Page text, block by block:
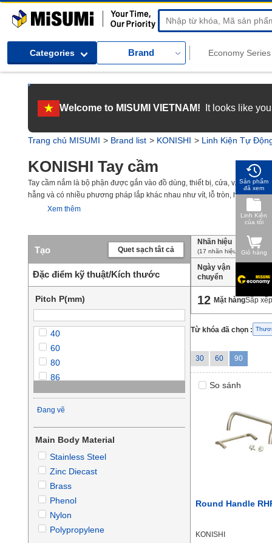
MiSUMi
Categories Brand
Welcome to MISUMI VIETNAM! It looks like
[Recruitment] We're hiring! Grab your ultimate career opportunity &
Trang chủ MISUMI Brand list KONISHI Linh Kiện Tự
KONISHI Tay cầm
Tay cầm nắm là bộ phận được gắn vào đồ dùng, thiết bị, cửa, v.v. và dễ
hẫng và có nhiều phương pháp lắp khác nhau như vít, lỗ tròn, hàn, lắp
v.v. Có nhiều loại vật liệu được sử dụng, chẳng hạn như kim loại, nhựa,
gấp lại và cất giữ, tay cầm có khóa đơn giản, tay cầm được xử lý kháng
Xem thêm
Tạo Quet sạch tât cả
Đặc điểm kỹ thuật/Kích thước
Pitch P(mm)
40
60
80
86
93.5
100
117
180
188
Đang vẽ
Main Body Material
Stainless Steel
Zinc Diecast
Brass
Phenol
Nylon
Polypropylene
Nhãn hiệu
(17 nhãn hiệu
Ngày vận
chuyển
12 Mặt hàngSắp
Từ khóa đã chọn :
30 60 90
So sánh
Round Handle
KONISHI
Sản phẩm
đã xem
Linh Kiện
của tôi
Giỏ hàng